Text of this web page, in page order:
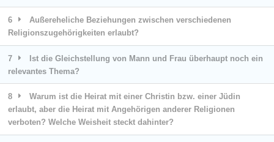
6
Außereheliche Beziehungen zwischen verschiedenen
Religionszugehörigkeiten erlaubt?
7
Ist die Gleichstellung von Mann und Frau überhaupt noch ein
relevantes Thema?
8
Warum ist die Heirat mit einer Christin bzw. einer Jüdin
erlaubt, aber die Heirat mit Angehörigen anderer Religionen
verboten? Welche Weisheit steckt dahinter?